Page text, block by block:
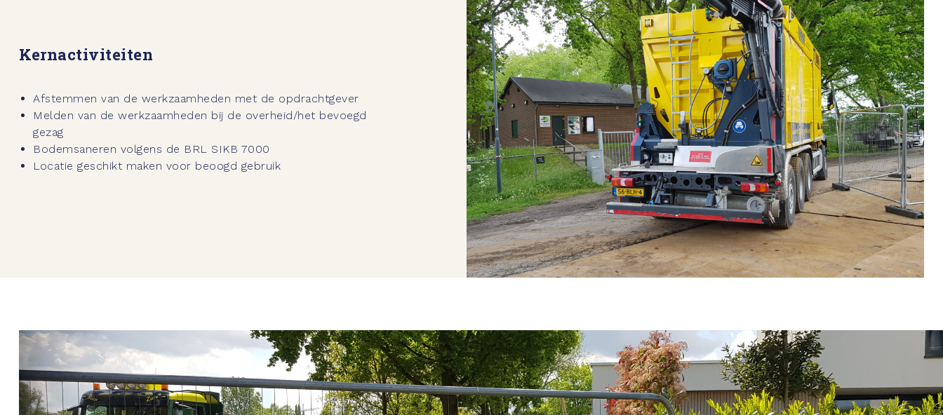
Kernactiviteiten
Afstemmen van de werkzaamheden met de opdrachtgever
Melden van de werkzaamheden bij de overheid/het bevoegd
gezag
Bodemsaneren volgens de BRL SIKB 7000
Locatie geschikt maken voor beoogd gebruik